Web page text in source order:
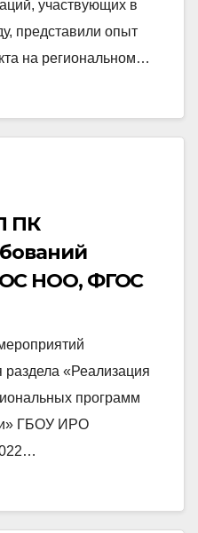
участвующих в
представили опыт
на региональном…
ПК
НОО, ФГОС
(учителя
раздела «Реализация
программ
ГБОУ ИРО